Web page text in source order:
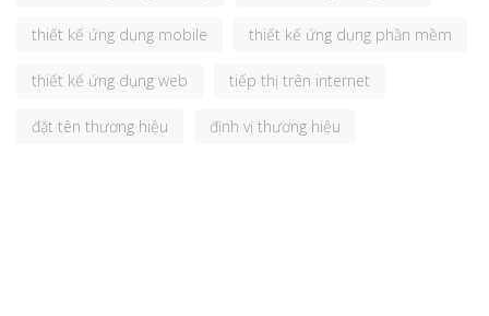
thiết kế ứng dụng mobile thiết kế ứng dụng phần mềm
thiết kế ứng dụng web tiếp thị trên internet
đặt tên thương hiệu định vị thương hiệu